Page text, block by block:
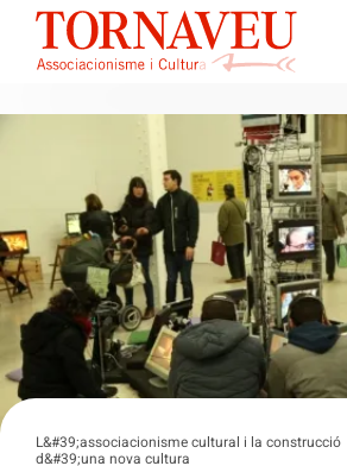
L&#39;associacionisme cultural i la construcció
d&#39;una nova cultura